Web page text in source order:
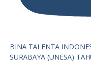
BINA TALENTA
SURABAYA (UNESA)